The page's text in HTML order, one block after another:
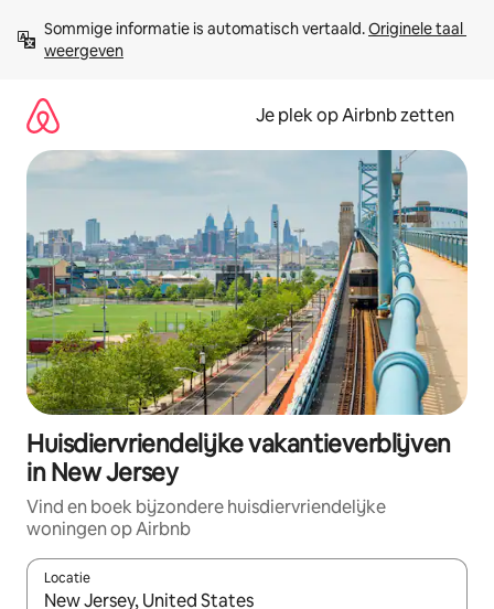
direct
naar
Sommige informatie is automatisch vertaald. Originele taal
weergeven
Je plek op Airbnb zetten
Huisdiervriendelijke vakantieverblijven
in New Jersey
Vind en boek bijzondere huisdiervriendelijke
woningen op Airbnb
Locatie
Wanneer er resultaten beschikbaar zijn, maak je een keuze